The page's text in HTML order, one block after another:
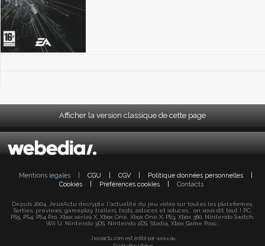
Afficher la version classique de cette page
Mentions légales CGU CGV Politique données personnelles
Cookies
Préférences cookies Contacts
Depuis 2004, JeuxActu décrypte l'actualité du jeu vidéo sur toutes les plateformes.
Sorties, previews, gameplay, trailers, tests, astuces et soluces... on vous dit tout ! PC,
PS5, PS4, PS4 Pro, Xbox series X, Xbox One, Xbox One X, PS3, Xbox 360, Nintendo Switch,
Wii U, Nintendo 3DS, Nintendo 2DS, Stadia, Xbox Game Pass...
Jeuxactu.com est édité par Webedia